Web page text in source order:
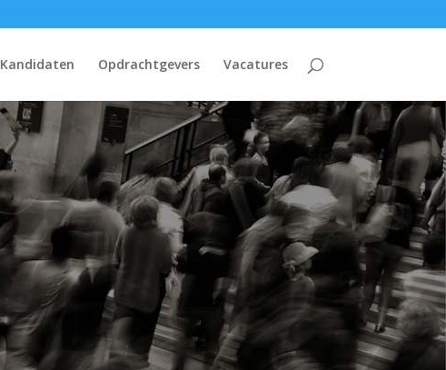
Kandidaten Opdrachtgevers Vacatures